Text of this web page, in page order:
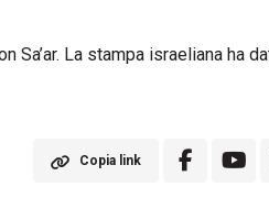
La stampa israeliana ha
Copia link